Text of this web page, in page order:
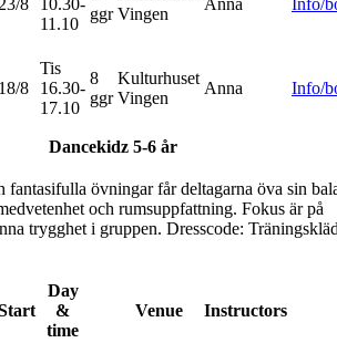
11.10
ggr Vingen
18/8
Tis
16.30-
17.10
8
ggr
Kulturhuset
Vingen
Anna Info/
Dancekidz 5-6 år
fantasifulla övningar får deltagarna öva sin
och rumsuppfattning. Fokus är på
trygghet i gruppen. Dresscode:
Day
&
time
Venue Instructors